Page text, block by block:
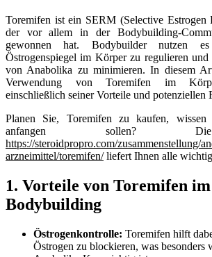
Toremifen ist ein SERM (Selective Estrogen
der vor allem in der Bodybuilding-
gewonnen hat. Bodybuilder nutzen
Östrogenspiegel im Körper zu regulieren
von Anabolika zu minimieren. In diesem
Verwendung von Toremifen im
einschließlich seiner Vorteile und potenziellen
Planen Sie, Toremifen zu kaufen,
anfangen sollen?
https://steroidpropro.com/zusammenstellung/
arzneimittel/toremifen/liefert Ihnen alle
1. Vorteile von Toremifen im
Bodybuilding
Östrogenkontrolle: Toremifen hilft
Östrogen zu blockieren, was besonders